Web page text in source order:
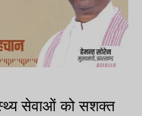
सेवाओं को सशक्त